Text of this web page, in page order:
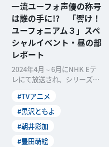
一流ユーフォ声優の称号
は誰の手に!? 「響け！
ユーフォニアム３」スペ
シャルイベント・昼の部
レポート
2024年4月～6月にNHK Eテ
レにて放送され、シリーズ最
ォニアム3」のキャスト陣が
集結したスペシャルイベント
TACHIKAWA STAGE GARDE
Nにて開催。集まるのは最
#TVアニメ
#黒沢ともよ
#朝井彩加
#豊田萌絵